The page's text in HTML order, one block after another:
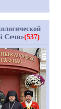
Сечи»(537)